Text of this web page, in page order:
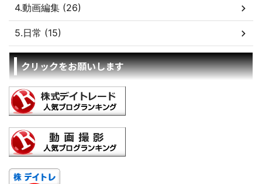
4.動画編集 (26)
5.日常 (15)
クリックをお願いします